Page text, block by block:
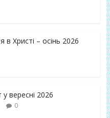
в Христі – осінь 2026
вересні 2026
0